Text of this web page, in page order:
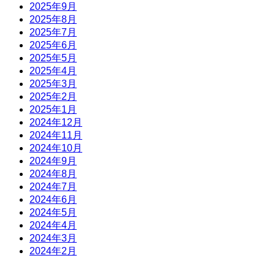
2025年9月
2025年8月
2025年7月
2025年6月
2025年5月
2025年4月
2025年3月
2025年2月
2025年1月
2024年12月
2024年11月
2024年10月
2024年9月
2024年8月
2024年7月
2024年6月
2024年5月
2024年4月
2024年3月
2024年2月